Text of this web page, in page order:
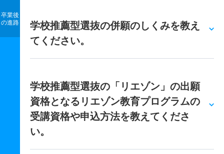
卒業後
の進路
学校推薦型選抜の併願のしくみを教え
てください。
学校推薦型選抜の「リエゾン」の出願
資格となるリエゾン教育プログラムの
受講資格や申込方法を教えてくださ
い。